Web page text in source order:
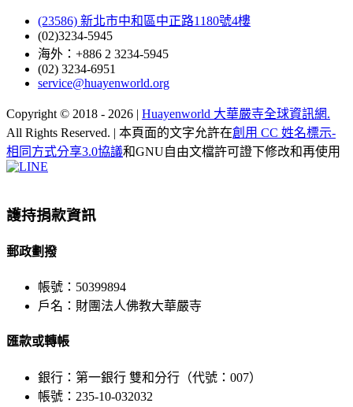
(23586) 新北市中和區中正路1180號4樓
(02)3234-5945
海外：+886 2 3234-5945
(02) 3234-6951
service@huayenworld.org
Copyright © 2018 - 2026 | Huayenworld 大華嚴寺全球資訊網.
All Rights Reserved. | 本頁面的文字允許在創用 CC 姓名標示-
相同方式分享3.0協議和GNU自由文檔許可證下修改和再使用
Facebook
X
WeChat
YouTube
LINE
Bar
Area
護持捐款資訊
郵政劃撥
帳號：50399894
戶名：財團法人佛教大華嚴寺
匯款或轉帳
銀行：第一銀行 雙和分行（代號：007）
帳號：235-10-032032